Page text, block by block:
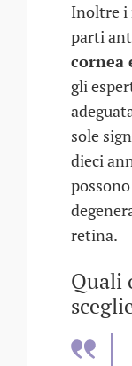
Inoltre i
parti
cornea
gli
sole
dieci
retina.
Quali